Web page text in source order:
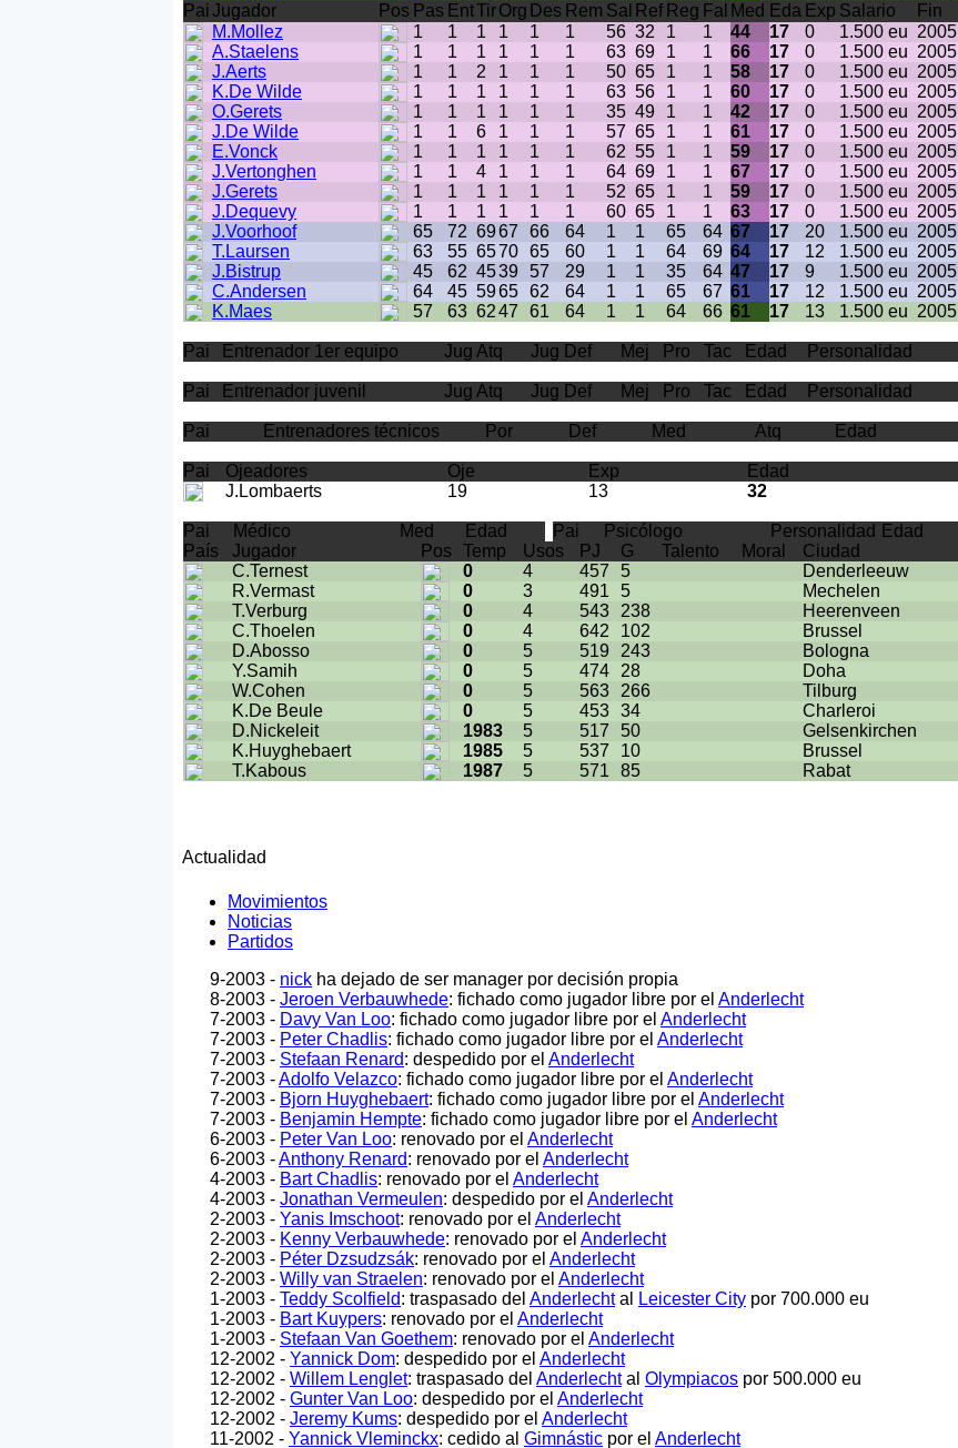
PaiJugador Pos Pas EntTirOrg Des Rem Sal Ref Reg Fal Med Eda Exp Salario
Fin
M.Mollez
1 1 1 1 1 1 56 32 1 1 44 17 0 1.500 eu 2005
A.Staelens
1 1 1 1 1 1 63 69 1 1 66 17 0 1.500 eu 2005
J.Aerts
1 1 2 1 1 1 50 65 1 1 58 17 0 1.500 eu 2005
K.De Wilde
1 1 1 1 1 1 63 56 1 1 60 17 0 1.500 eu 2005
O.Gerets
1 1 1 1 1 1 35 49 1 1 42 17 0 1.500 eu 2005
J.De Wilde
1 1 6 1 1 1 57 65 1 1 61 17 0 1.500 eu 2005
E.Vonck
1 1 1 1 1 1 62 55 1 1 59 17 0 1.500 eu 2005
J.Vertonghen
1 1 4 1 1 1 64 69 1 1 67 17 0 1.500 eu 2005
J.Gerets
1 1 1 1 1 1 52 65 1 1 59 17 0 1.500 eu 2005
J.Dequevy
1 1 1 1 1 1 60 65 1 1 63 17 0 1.500 eu 2005
J.Voorhoof
65 72 6967 66 64 1 1 65 64 67 17 20 1.500 eu 2005
T.Laursen
63 55 6570 65 60 1 1 64 69 64 17 12 1.500 eu 2005
J.Bistrup
45 62 4539 57 29 1 1 35 64 47 17 9 1.500 eu 2005
C.Andersen
64 45 5965 62 64 1 1 65 67 61 17 12 1.500 eu 2005
K.Maes
57 63 6247 61 64 1 1 64 66 61 17 13 1.500 eu 2005
Pai Entrenador 1er equipo Jug Atq Jug Def Mej Pro Tac Edad Personalidad
Pai Entrenador juvenil Jug Atq Jug Def Mej Pro Tac Edad Personalidad
Pai Entrenadores técnicos Por Def Med Atq Edad
Pai Ojeadores Oje Exp
Edad
J.Lombaerts
19 13 32
Pai Médico Med Edad Pai Psicólogo Personalidad
Edad
País
Jugador Pos Temp Usos PJ G Talento Moral
Ciudad
C.Ternest
0 4 457 5
Denderleeuw
R.Vermast
0 3 491 5
Mechelen
T.Verburg
0 4 543 238
Heerenveen
C.Thoelen
0 4 642 102
Brussel
D.Abosso
0 5 519 243
Bologna
Y.Samih
0 5 474 28
Doha
W.Cohen
0 5 563 266
Tilburg
K.De Beule
0 5 453 34
Charleroi
D.Nickeleit
1983 5 517 50
Gelsenkirchen
K.Huyghebaert
1985 5 537 10
Brussel
T.Kabous
1987 5 571 85 Rabat
Actualidad
Movimientos
Noticias
Partidos
9-2003 - nick ha dejado de ser manager por decisión propia
8-2003 - Jeroen Verbauwhede: fichado como jugador libre por el Anderlecht
7-2003 - Davy Van Loo: fichado como jugador libre por el Anderlecht
7-2003 - Peter Chadlis: fichado como jugador libre por el Anderlecht
7-2003 - Stefaan Renard: despedido por el Anderlecht
7-2003 -Adolfo Velazco: fichado como jugador libre por el Anderlecht
7-2003 - Bjorn Huyghebaert: fichado como jugador libre por el Anderlecht
7-2003 - Benjamin Hempte: fichado como jugador libre por el Anderlecht
6-2003 - Peter Van Loo: renovado por el Anderlecht
6-2003 -Anthony Renard: renovado por el Anderlecht
4-2003 - Bart Chadlis: renovado por el Anderlecht
4-2003 - Jonathan Vermeulen: despedido por el Anderlecht
2-2003 - Yanis Imschoot: renovado por el Anderlecht
2-2003 - Kenny Verbauwhede: renovado por el Anderlecht
2-2003 - Péter Dzsudzsák: renovado por el Anderlecht
2-2003 - Willy van Straelen: renovado por el Anderlecht
1-2003 - Teddy Scolfield: traspasado del Anderlechtal Leicester City por 700.000 eu
1-2003 - Bart Kuypers: renovado por el Anderlecht
1-2003 - Stefaan Van Goethem: renovado por el Anderlecht
12-2002 - Yannick Dom: despedido por el Anderlecht
12-2002 - Willem Lenglet: traspasado del Anderlechtal Olympiacos por 500.000 eu
12-2002 - Gunter Van Loo: despedido por el Anderlecht
12-2002 - Jeremy Kums: despedido por el Anderlecht
11-2002 - Yannick Vleminckx: cedido al Gimnástic por el Anderlecht